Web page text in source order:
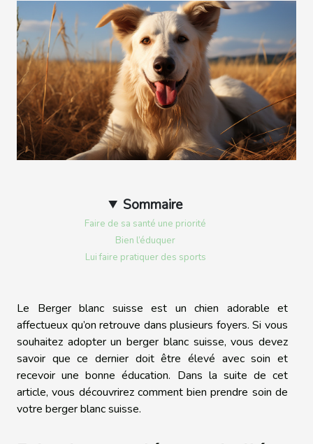
Sommaire
Faire de sa santé une priorité
Bien l’éduquer
Lui faire pratiquer des sports
Le Berger blanc suisse est un chien adorable et
affectueux qu’on retrouve dans plusieurs foyers. Si vous
souhaitez adopter un berger blanc suisse, vous devez
savoir que ce dernier doit être élevé avec soin et
recevoir une bonne éducation. Dans la suite de cet
article, vous découvrirez comment bien prendre soin de
votre berger blanc suisse.